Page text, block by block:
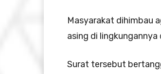
Masyarakat dihimbau
asing di
Surat tersebut